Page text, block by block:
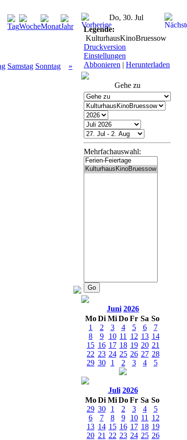
Samstag Sonntag
»
Do, 30. Jul
Legende:
KulturhausKinoBruessow
Druckversion
Einstellungen
Abbonieren | Herunterladen
Gehe zu
Mehrfachauswahl:
Juni 2026
Mo Di MiDo Fr Sa So
1
2 3 4 5 6
7
8
9 10 11 12 13 14
15 16 17 18 19 20 21
22 23 24 25 26 27 28
29 30 1 2 3 4 5
Juli 2026
Mo Di MiDo Fr Sa So
29 30 1 2 3 4
5
6
7 8 9 10 11
12
13 14 15 16 17 18 19
20 21 22 23 24 25 26